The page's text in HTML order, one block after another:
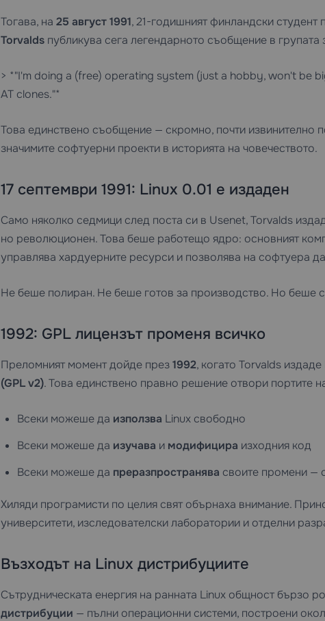
Тогава, на 25 август 1991, 21-годишният финландски
Torvaldsпубликува сега легендарното съобщение в групата
> *"I'm doing a (free) operating system (just a hobby, won't be
AT clones."*
Това единствено съобщение — скромно, почти извинително
значимите софтуерни проекти в историята на човечеството.
17 септември 1991: Linux 0.01 е издаден
Само няколко седмици след поста си в Usenet, Torvalds
но революционен. Това беше работещо ядро: основният
управлява хардуерните ресурси и позволява на софтуера
Не беше полиран. Не беше готов за производство. Но беше
1992: GPL лицензът променя всичко
Преломният момент дойде през1992, когато Torvalds
(GPL v2). Това единствено правно решение отвори портите
Всеки можеше да използва Linux свободно
Всеки можеше да изучава и модифицира изходния код
Всеки можеше да преразпространява своите промени —
Хиляди програмисти по целия свят обърнаха внимание.
университети, изследователски лаборатории и отделни
Възходът на Linux дистрибуциите
Сътрудническата енергия на ранната Linux общност бързо
дистрибуции — пълни операционни системи, построени